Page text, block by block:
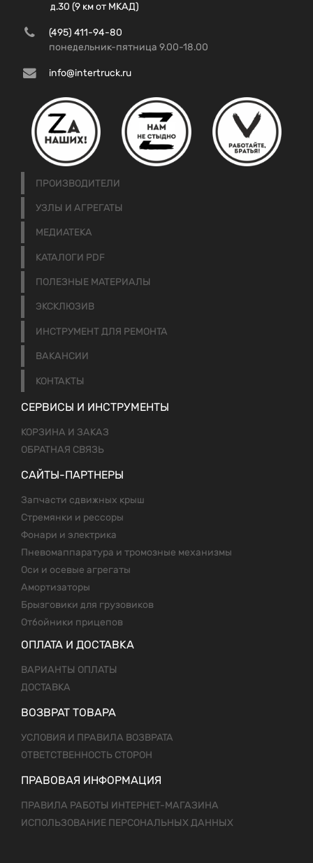
д.30 (9 км от МКАД)
(495) 411-94-80
понедельник-пятница 9.00-18.00
info@intertruck.ru
ПРОИЗВОДИТЕЛИ
УЗЛЫ И АГРЕГАТЫ
МЕДИАТЕКА
КАТАЛОГИ PDF
ПОЛЕЗНЫЕ МАТЕРИАЛЫ
ЭКСКЛЮЗИВ
ИНСТРУМЕНТ ДЛЯ РЕМОНТА
ВАКАНСИИ
КОНТАКТЫ
СЕРВИСЫ И ИНСТРУМЕНТЫ
КОРЗИНА И ЗАКАЗ
ОБРАТНАЯ СВЯЗЬ
САЙТЫ-ПАРТНЕРЫ
Запчасти сдвижных крыш
Стремянки и рессоры
Фонари и электрика
Пневомаппаратура и тромозные механизмы
Оси и осевые агрегаты
Амортизаторы
Брызговики для грузовиков
Отбойники прицепов
ОПЛАТА И ДОСТАВКА
ВАРИАНТЫ ОПЛАТЫ
ДОСТАВКА
ВОЗВРАТ ТОВАРА
УСЛОВИЯ И ПРАВИЛА ВОЗВРАТА
ОТВЕТСТВЕННОСТЬ СТОРОН
ПРАВОВАЯ ИНФОРМАЦИЯ
ПРАВИЛА РАБОТЫ ИНТЕРНЕТ-МАГАЗИНА
ИСПОЛЬЗОВАНИЕ ПЕРСОНАЛЬНЫХ ДАННЫХ